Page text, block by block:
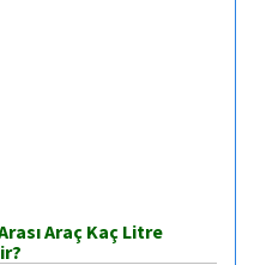
Araç Kaç Litre